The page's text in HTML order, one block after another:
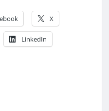
X
LinkedIn